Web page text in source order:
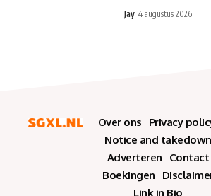
Jay 4 augustus 2026
Over ons
Privacy
Notice and takedown
Adverteren
Contact
Boekingen
Link in Bio